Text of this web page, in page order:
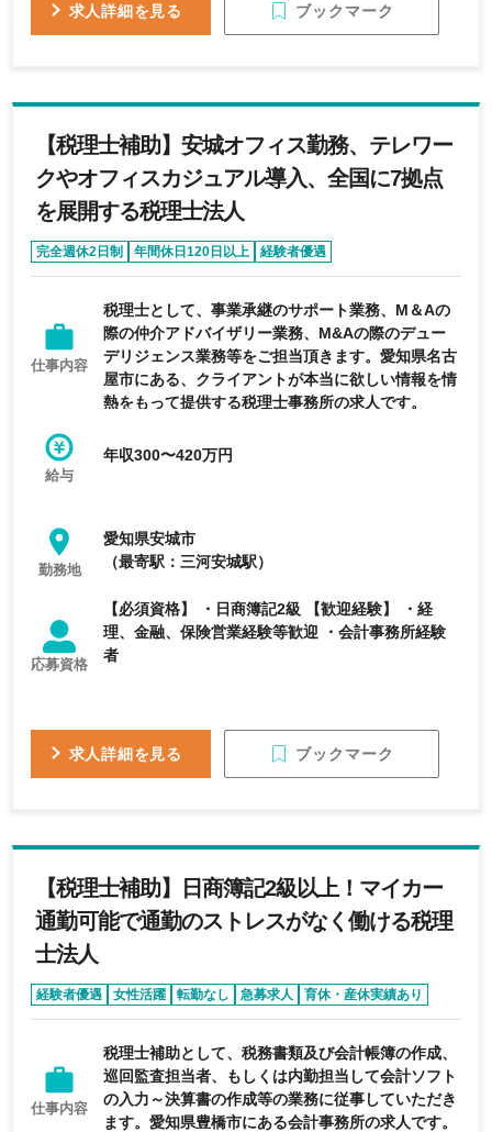
求人詳細を見る ブックマーク
【税理士補助】安城オフィス勤務、テレワー
クやオフィスカジュアル導入、全国に7拠点
を展開する税理士法人
完全週休2日制 年間休日120日以上
経験者優遇
リモートワーク可能
仕事内容
税理士として、事業承継のサポート業務、M＆Aの
際の仲介アドバイザリー業務、M&Aの際のデュー
デリジェンス業務等をご担当頂きます。愛知県名古
屋市にある、クライアントが本当に欲しい情報を情
熱をもって提供する税理士事務所の求人です。
給与
年収300〜420万円
勤務地
愛知県安城市
（最寄駅：三河安城駅）
応募資格
【必須資格】 ・日商簿記2級 【歓迎経験】 ・経
理、金融、保険営業経験等歓迎 ・会計事務所経験
者
求人詳細を見る ブックマーク
【税理士補助】日商簿記2級以上！マイカー
通勤可能で通勤のストレスがなく働ける税理
士法人
経験者優遇 女性活躍 転勤なし 急募求人 育休・産休実績あり
仕事内容
税理士補助として、税務書類及び会計帳簿の作成、
巡回監査担当者、もしくは内勤担当して会計ソフト
の入力～決算書の作成等の業務に従事していただき
ます。愛知県豊橋市にある会計事務所の求人です。